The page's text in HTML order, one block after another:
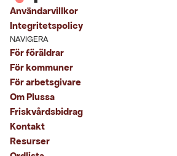
Användarvillkor
Integritetspolicy
NAVIGERA
För föräldrar
För kommuner
För arbetsgivare
Om Plussa
Friskvårdsbidrag
Kontakt
Resurser